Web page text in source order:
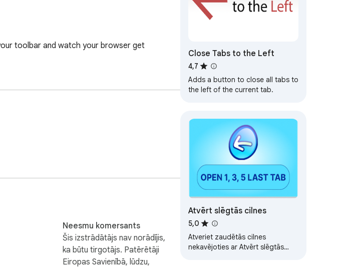
toolbar and watch your browser get
Neesmu komersants
Šis izstrādātājs nav norādījis,
ka būtu tirgotājs. Patērētāji
Eiropas Savienībā, lūdzu,
Close Tabs to the Left
4,7
Adds a button to close all tabs to
the left of the current tab.
Atvērt slēgtās cilnes
5,0
Atveriet zaudētās cilnes
nekavējoties ar Atvērt slēgtās